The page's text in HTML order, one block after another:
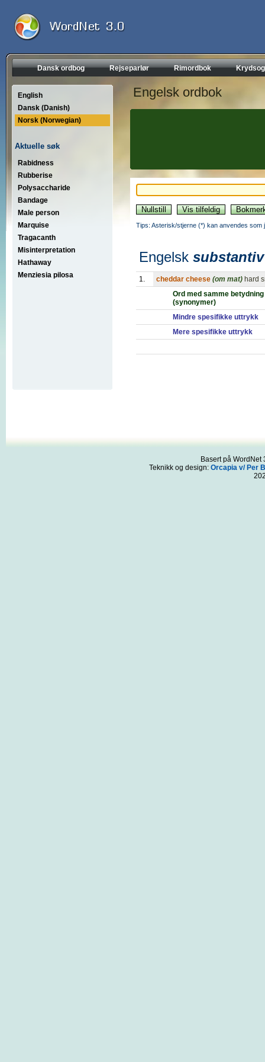
Dansk ordbog Rejseparlør Rimordbok
English
Dansk (Danish)
Norsk (Norwegian)
Aktuelle søk
Rabidness
Rubberise
Polysaccharide
Bandage
Male person
Marquise
Tragacanth
Misinterpretation
Hathaway
Menziesia pilosa
Engelsk ordbok
Tips: Asterisk/stjerne (*) kan anvendes som
Engelsk substantiv
1. cheddar cheese (om mat) hard
Ord med samme betydning
(synonymer)
Mindre spesifikke uttrykk
Mere spesifikke uttrykk
Basert på
Teknikk og design: Orcapia v/ Per